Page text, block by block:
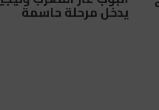
يدخل مرحلة حاسمة